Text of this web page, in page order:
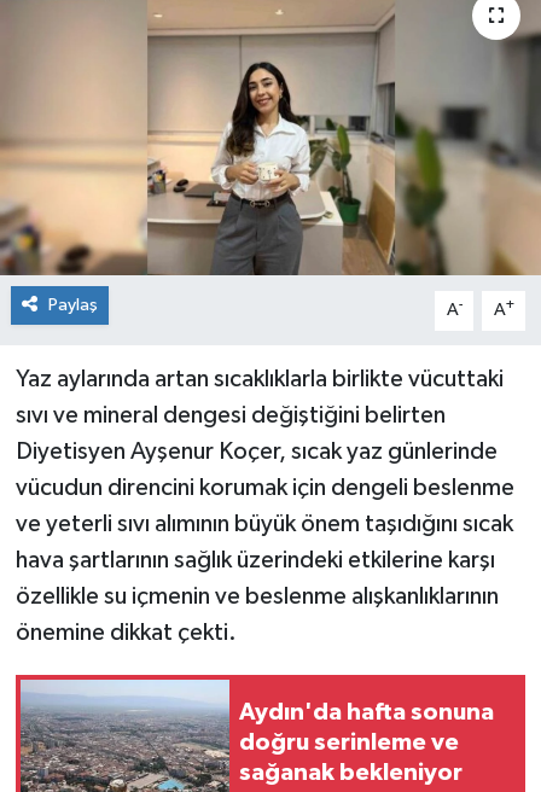
Paylaş A- A+
Yaz aylarında artan sıcaklıklarla birlikte vücuttaki
sıvı ve mineral dengesi değiştiğini belirten
Diyetisyen Ayşenur Koçer, sıcak yaz günlerinde
vücudun direncini korumak için dengeli beslenme
ve yeterli sıvı alımının büyük önem taşıdığını sıcak
hava şartlarının sağlık üzerindeki etkilerine karşı
özellikle su içmenin ve beslenme alışkanlıklarının
önemine dikkat çekti.
Aydın'da hafta sonuna
doğru serinleme ve
sağanak bekleniyor